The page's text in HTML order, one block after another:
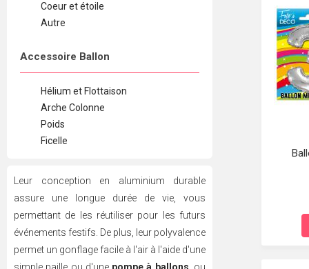
Coeur et étoile
Autre
Accessoire Ballon
Hélium et Flottaison
Arche Colonne
Poids
Ficelle
Leur conception en aluminium durable
assure une longue durée de vie, vous
permettant de les réutiliser pour les futurs
événements festifs. De plus, leur polyvalence
permet un gonflage facile à l'air à l'aide d'une